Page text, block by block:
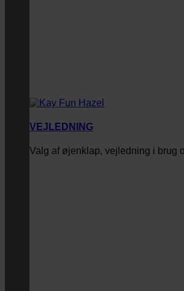
VEJLEDNING
Valg af øjenklap, vejledning i brug